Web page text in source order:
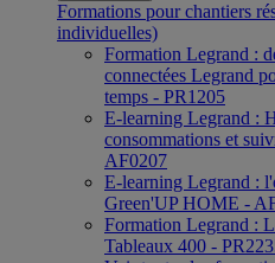
Formations pour chantiers
individuelles)
Formation Legrand :
connectées Legrand
temps - PR1205
E-learning Legrand :
consommations et
AF0207
E-learning Legrand :
Green'UP HOME -
Formation Legrand :
Tableaux 400 -